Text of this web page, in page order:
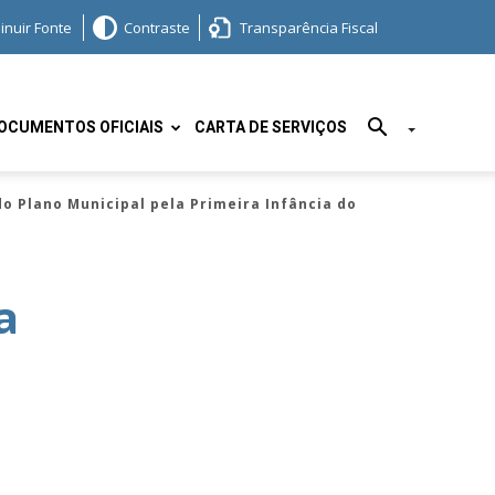
Fonte Contraste Transparência Fiscal
OFICIAIS CARTA DE SERVIÇOS
Plano Municipal pela Primeira Infância do